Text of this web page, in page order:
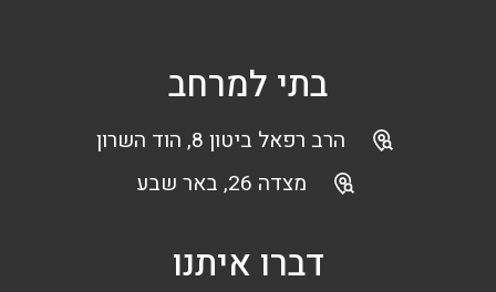
בתי למרחב
הרב רפאל ביטון 8, הוד השרון
מצדה 26, באר שבע
דברו איתנו